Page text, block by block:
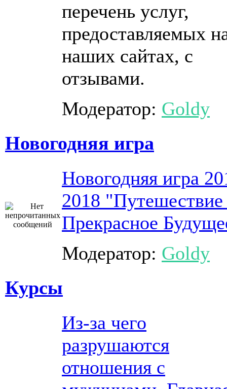
перечень услуг,
предоставляемых
наших сайтах, с
отзывами.
Модератор: Goldy
Новогодняя игра
Новогодняя игра
2018 "Путешествие
Прекрасное
Модератор: Goldy
Курсы
Из-за чего
разрушаются
отношения с